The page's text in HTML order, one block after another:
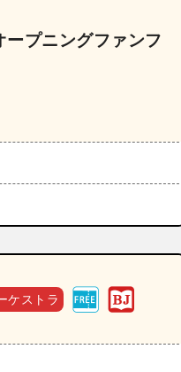
プニングファンフ
ケストラ